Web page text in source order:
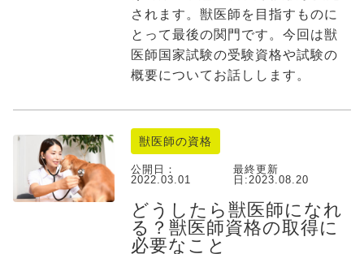
されます。獣医師を目指すものに
とって最後の関門です。今回は獣
医師国家試験の受験資格や試験の
概要についてお話しします。
獣医師の資格
公開日：
2022.03.01
最終更新
日:2023.08.20
どうしたら獣医師になれ
る？獣医師資格の取得に
必要なこと